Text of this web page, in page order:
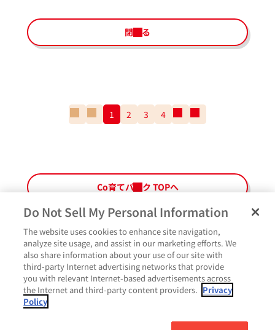
閉じる
番
ペ
ー
ジ
の
1 2 3 4
の
番
ペ
ー
いいね
Co育てパーク TOPへ
ペ
ー
ジ
最
上
部
よくあるご質問 ご利用規約Glicoメンバーズ会員規約プライバシーポリシー
サイトマップお問い合わせCookie設定Glicoホームページ
Do Not Sell My Personal Information
The website uses cookies to enhance site navigation,
analyze site usage, and assist in our marketing efforts. We
also share information about your use of our site with
third-party Internet advertising networks that provide
you with relevant Internet-based advertisements across
the Internet and third-party content providers. Privacy
Policy